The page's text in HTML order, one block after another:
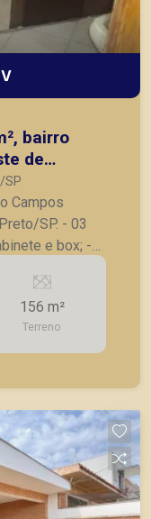
bairro
de
SP
Campos
SP. - 03
e box; -
embutido e
serviço; -
agilidade e
imóveis
156 m²
Terreno